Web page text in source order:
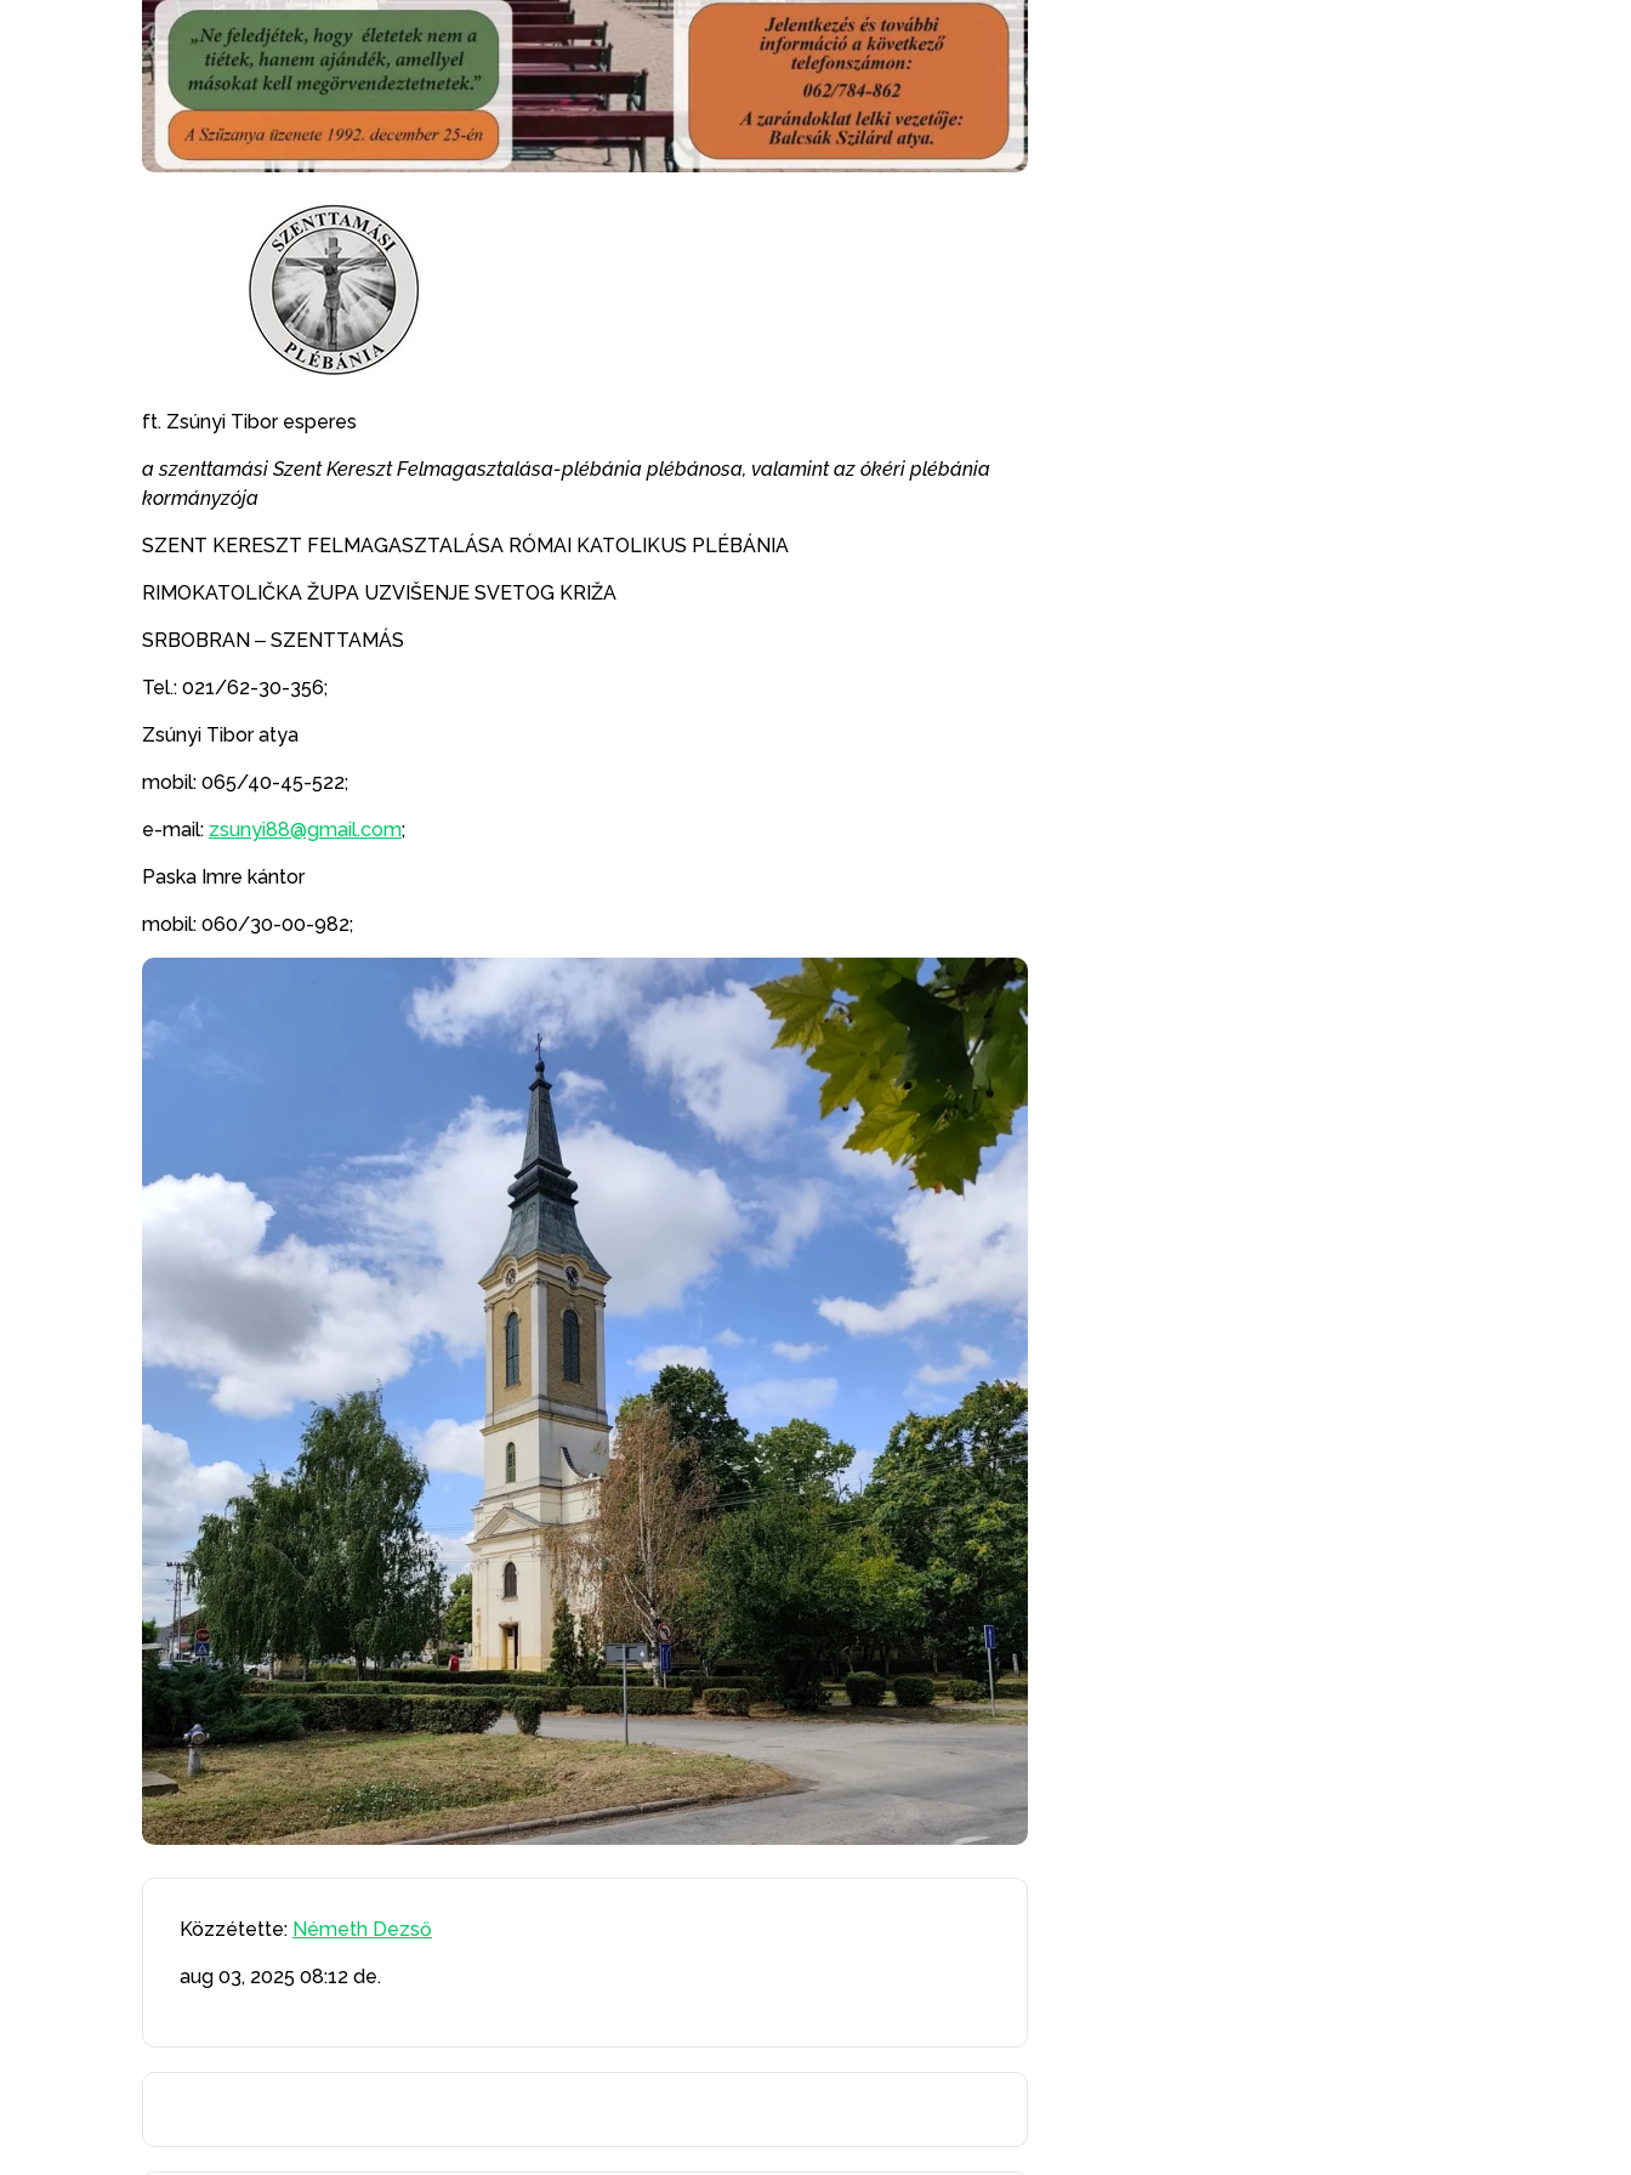
ft. Zsúnyi Tibor esperes
a szenttamási Szent Kereszt Felmagasztalása-plébánia plébánosa, valamint az ókéri plébánia
kormányzója
SZENT KERESZT FELMAGASZTALÁSA RÓMAI KATOLIKUS PLÉBÁNIA
RIMOKATOLIČKA ŽUPA UZVIŠENJE SVETOG KRIŽA
SRBOBRAN ‒ SZENTTAMÁS
Tel.: 021/62-30-356;
Zsúnyi Tibor atya
mobil: 065/40-45-522;
e-mail: zsunyi88@gmail.com;
Paska Imre kántor
mobil: 060/30-00-982;
Közzétette: Németh Dezső
aug 03, 2025 08:12 de.